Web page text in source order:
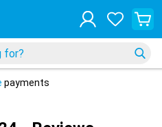
payments